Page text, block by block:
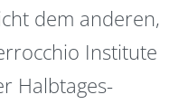
dem anderen,
Institute
Halbtages-